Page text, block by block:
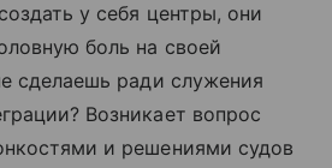
у себя центры, они
боль на своей
сделаешь ради служения
Возникает вопрос
и решениями судов